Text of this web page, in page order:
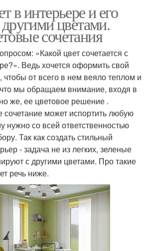
в интерьере и его
цветами.
сочетания
«Какой цвет сочетается с
Ведь хочется оформить свой
от всего в нем веяло теплом и
мы обращаем внимание, входя в
же, ее цветовое решение .
сочетание может испортить любую
нужно со всей ответственностью
Так как создать стильный
- задача не из легких, зеленые
с другими цветами. Про такие
речь ниже.